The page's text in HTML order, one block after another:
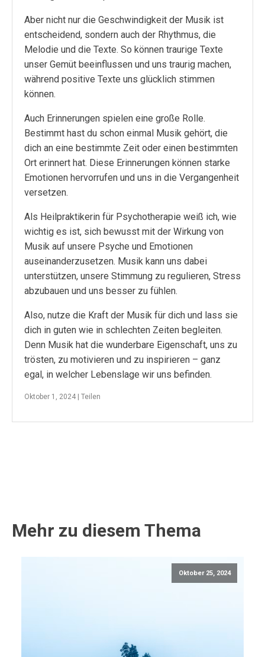
Aber nicht nur die Geschwindigkeit der Musik ist
entscheidend, sondern auch der Rhythmus, die
Melodie und die Texte. So können traurige Texte
unser Gemüt beeinflussen und uns traurig machen,
während positive Texte uns glücklich stimmen
können.
Auch Erinnerungen spielen eine große Rolle.
Bestimmt hast du schon einmal Musik gehört, die
dich an eine bestimmte Zeit oder einen bestimmten
Ort erinnert hat. Diese Erinnerungen können starke
Emotionen hervorrufen und uns in die Vergangenheit
versetzen.
Als Heilpraktikerin für Psychotherapie weiß ich, wie
wichtig es ist, sich bewusst mit der Wirkung von
Musik auf unsere Psyche und Emotionen
auseinanderzusetzen. Musik kann uns dabei
unterstützen, unsere Stimmung zu regulieren, Stress
abzubauen und uns besser zu fühlen.
Also, nutze die Kraft der Musik für dich und lass sie
dich in guten wie in schlechten Zeiten begleiten.
Denn Musik hat die wunderbare Eigenschaft, uns zu
trösten, zu motivieren und zu inspirieren – ganz
egal, in welcher Lebenslage wir uns befinden.
Oktober 1, 2024 | Teilen
Mehr zu diesem Thema
Oktober 25, 2024